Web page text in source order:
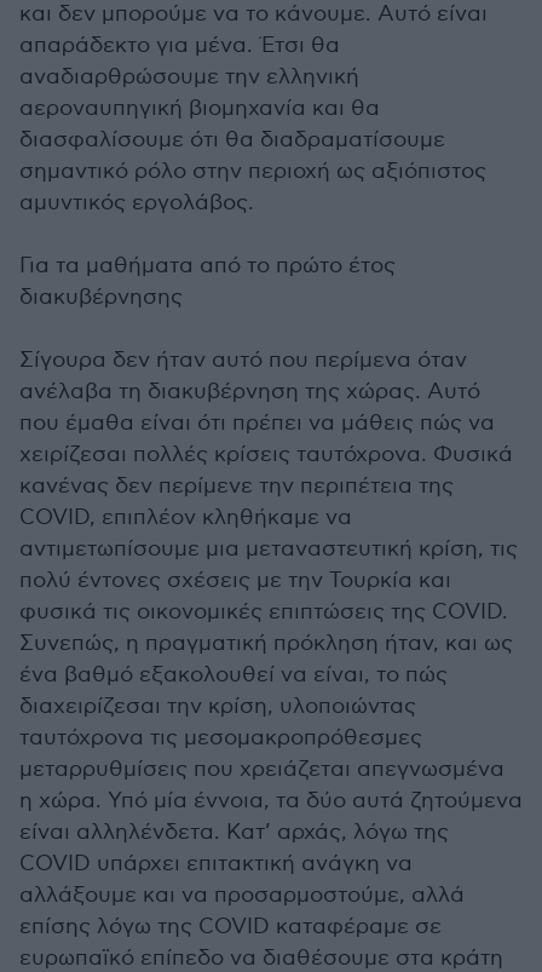
και δεν μπορούμε να το κάνουμε. Αυτό είναι
απαράδεκτο για μένα. Έτσι θα
αναδιαρθρώσουμε την ελληνική
αεροναυπηγική βιομηχανία και θα
διασφαλίσουμε ότι θα διαδραματίσουμε
σημαντικό ρόλο στην περιοχή ως αξιόπιστος
αμυντικός εργολάβος.
Για τα μαθήματα από το πρώτο έτος
διακυβέρνησης
Σίγουρα δεν ήταν αυτό που περίμενα όταν
ανέλαβα τη διακυβέρνηση της χώρας. Αυτό
που έμαθα είναι ότι πρέπει να μάθεις πώς να
χειρίζεσαι πολλές κρίσεις ταυτόχρονα. Φυσικά
κανένας δεν περίμενε την περιπέτεια της
COVID, επιπλέον κληθήκαμε να
αντιμετωπίσουμε μια μεταναστευτική κρίση, τις
πολύ έντονες σχέσεις με την Τουρκία και
φυσικά τις οικονομικές επιπτώσεις της COVID.
Συνεπώς, η πραγματική πρόκληση ήταν, και ως
ένα βαθμό εξακολουθεί να είναι, το πώς
διαχειρίζεσαι την κρίση, υλοποιώντας
ταυτόχρονα τις μεσομακροπρόθεσμες
μεταρρυθμίσεις που χρειάζεται απεγνωσμένα
η χώρα. Υπό μία έννοια, τα δύο αυτά ζητούμενα
είναι αλληλένδετα. Κατ’ αρχάς, λόγω της
COVID υπάρχει επιτακτική ανάγκη να
αλλάξουμε και να προσαρμοστούμε, αλλά
επίσης λόγω της COVID καταφέραμε σε
ευρωπαϊκό επίπεδο να διαθέσουμε στα κράτη